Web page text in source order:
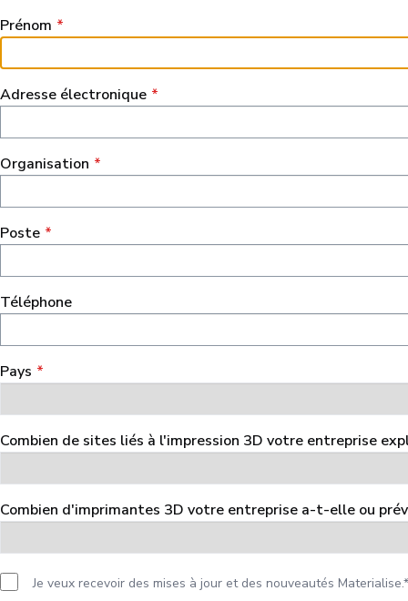
Prénom
Adresse électronique
Organisation
Poste
Téléphone
Pays
Combien de sites liés à l'impression 3D votre entreprise
Combien d'imprimantes 3D votre entreprise a-t-elle ou
Je veux recevoir des mises à jour et des nouveautés Materialise.*